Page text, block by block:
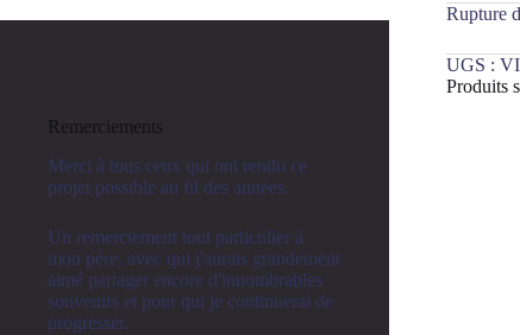
Rupture
UGS :
Produits
Remerciements
Merci à tous ceux qui ont rendu ce
projet possible au fil des années.
Un remerciement tout particulier à
mon père, avec qui j'aurais grandement
aimé partager encore d'innombrables
souvenirs et pour qui je continuerai de
progresser.